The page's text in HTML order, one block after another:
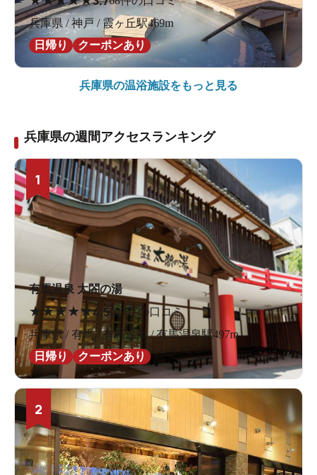
兵庫県 / 神戸 / 霞ヶ丘駅469m
日帰り
クーポンあり
兵庫県の温浴施設をもっと見る
兵庫県の週間アクセスランキング
1
有馬温泉 太閤の湯
★ ★★★★4.5923件の口コミ
兵庫県 / 有馬 / 有馬温泉 / 有馬温泉駅497m
日帰り
クーポンあり
2